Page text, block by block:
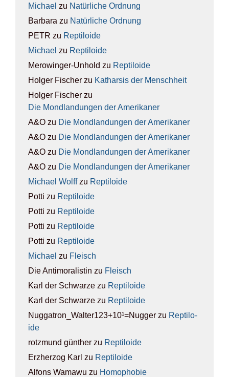
Michael zu Natür­li­che Ord­nung
Barbara zu Natür­li­che Ord­nung
PETR zu Rep­ti­lo­ide
Michael zu Rep­ti­lo­ide
Merowinger-Unhold zu Rep­ti­lo­ide
Holger Fischer zu Kathar­sis der Mensch­heit
Holger Fischer zu
Die Mond­lan­dun­gen der Ame­ri­ka­ner
A&O zu Die Mond­lan­dun­gen der Ame­ri­ka­ner
A&O zu Die Mond­lan­dun­gen der Ame­ri­ka­ner
A&O zu Die Mond­lan­dun­gen der Ame­ri­ka­ner
A&O zu Die Mond­lan­dun­gen der Ame­ri­ka­ner
Michael Wolffzu Rep­ti­lo­ide
Potti zu Rep­ti­lo­ide
Potti zu Rep­ti­lo­ide
Potti zu Rep­ti­lo­ide
Potti zu Rep­ti­lo­ide
Michael zu Fleisch
Die Antimoralistin zu Fleisch
Karl der Schwarze zu Rep­ti­lo­ide
Karl der Schwarze zu Rep­ti­lo­ide
Nuggatron_Walter123+10¹=Nugger zu Rep­ti­lo­
ide
rotzmund günther zu Rep­ti­lo­ide
Erzherzog Karl zu Rep­ti­lo­ide
Alfons Wamawu zu Homo­pho­bie